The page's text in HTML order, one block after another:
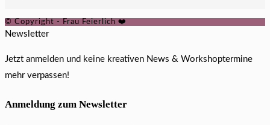
© Copyright - Frau Feierlich ❤️
Newsletter
Jetzt anmelden und keine kreativen News & Workshoptermine
mehr verpassen!
Anmeldung zum Newsletter